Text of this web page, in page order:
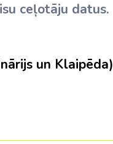
ceļotāju datus.
un Klaipēda)